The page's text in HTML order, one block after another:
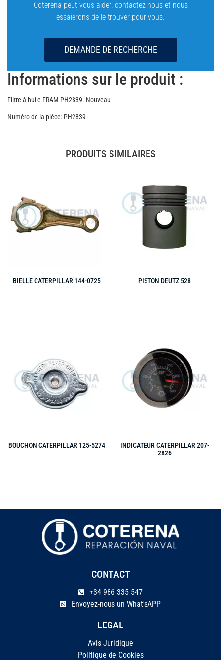
Coterena peut vous aider: contactez-nous et nous
essaierons de le trouver pour vous.
DEMANDE DE RECHERCHE
Informations sur le produit :
Filtre à huile FRAM PH2839. Nouveau
Numéro de la pièce: PH2839
PRODUITS SIMILAIRES
BIELLE CATERPILLAR 144-0725 PISTON DEUTZ 528
BOUCHON CATERPILLAR 125-5274
INDICATEUR CATERPILLAR 207-
2826
CONTACT
+34 986 335 547
Envoyez-nous un What'sAPP
LEGAL
Avis Juridique
Politique de Cookies